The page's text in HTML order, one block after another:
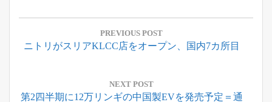
投
ナ
PREVIOUS POST
Previous
ニトリがスリアKLCC店をオープン、国内7カ所目
NEXT POST
Next
第2四半期に12万リンギの中国製EVを発売予定＝通